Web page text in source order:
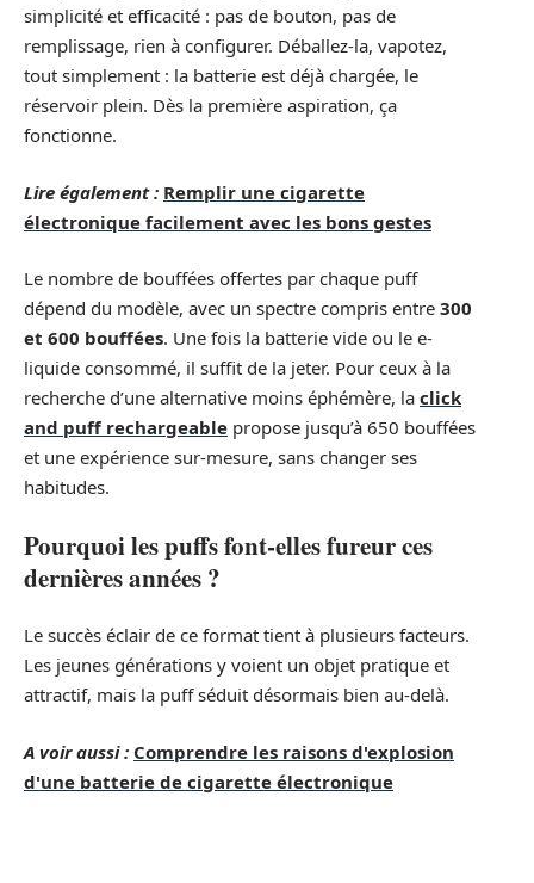
simplicité et efficacité : pas de bouton, pas de
remplissage, rien à configurer. Déballez-la, vapotez,
tout simplement : la batterie est déjà chargée, le
réservoir plein. Dès la première aspiration, ça
fonctionne.
Lire également : Remplir une cigarette
électronique facilement avec les bons gestes
Le nombre de bouffées offertes par chaque puff
dépend du modèle, avec un spectre compris entre 300
et 600 bouffées. Une fois la batterie vide ou le e-
liquide consommé, il suffit de la jeter. Pour ceux à la
recherche d’une alternative moins éphémère, la click
and puff rechargeable propose jusqu’à 650 bouffées
et une expérience sur-mesure, sans changer ses
habitudes.
Pourquoi les puffs font-elles fureur ces
dernières années ?
Le succès éclair de ce format tient à plusieurs facteurs.
Les jeunes générations y voient un objet pratique et
attractif, mais la puff séduit désormais bien au-delà.
A voir aussi : Comprendre les raisons d'explosion
d'une batterie de cigarette électronique